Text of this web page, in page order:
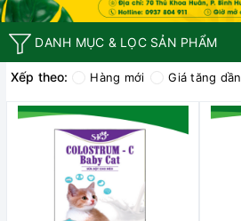
DANH MỤC & LỌC SẢN PHẨM
Xếp theo: Hàng mới Giá tăng dần